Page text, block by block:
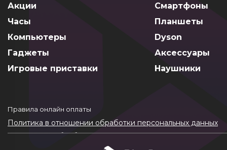
Акции
Смартфоны
Часы
Планшеты
Компьютеры
Dyson
Гаджеты
Аксессуары
Игровые приставки
Наушники
Правила онлайн оплаты
Политика в отношении обработки персональных данных
Согласие на обработку ПДн